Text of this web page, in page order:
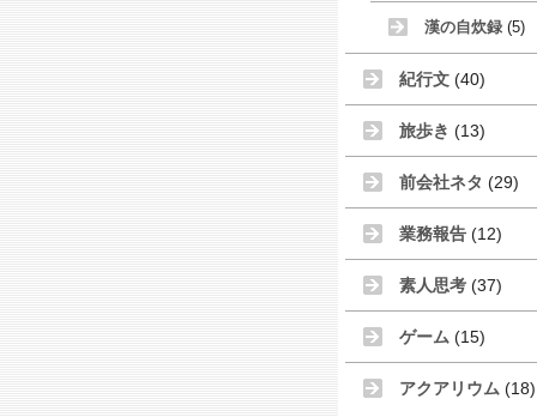
漢の自炊録 (5)
紀行文 (40)
旅歩き (13)
前会社ネタ (29)
業務報告 (12)
素人思考 (37)
ゲーム (15)
アクアリウム (18)